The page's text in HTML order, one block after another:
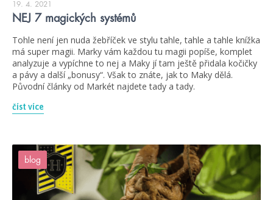
19. 4. 2021
NEJ 7 magických systémů
Tohle není jen nuda žebříček ve stylu tahle, tahle a tahle knížka
má super magii. Marky vám každou tu magii popíše, komplet
analyzuje a vypíchne to nej a Maky jí tam ještě přidala kočičky
a pávy a další „bonusy“. Však to znáte, jak to Maky dělá.
Původní články od Markét najdete tady a tady.
číst více
blog